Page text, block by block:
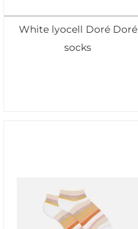
White lyocell Doré Doré
socks